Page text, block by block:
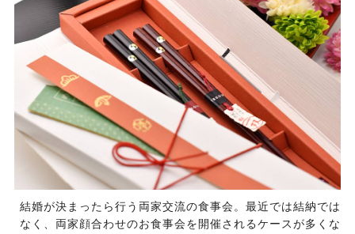
結婚が決まったら行う両家交流の食事会。最近では結納では
なく、両家顔合わせのお食事会を開催されるケースが多くな